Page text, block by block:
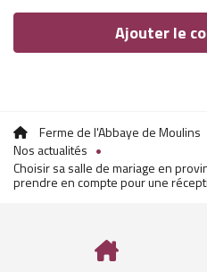
Ferme de l'Abbaye de Moulins
Nos actualités
Choisir sa salle de mariage en
prendre en compte pour une